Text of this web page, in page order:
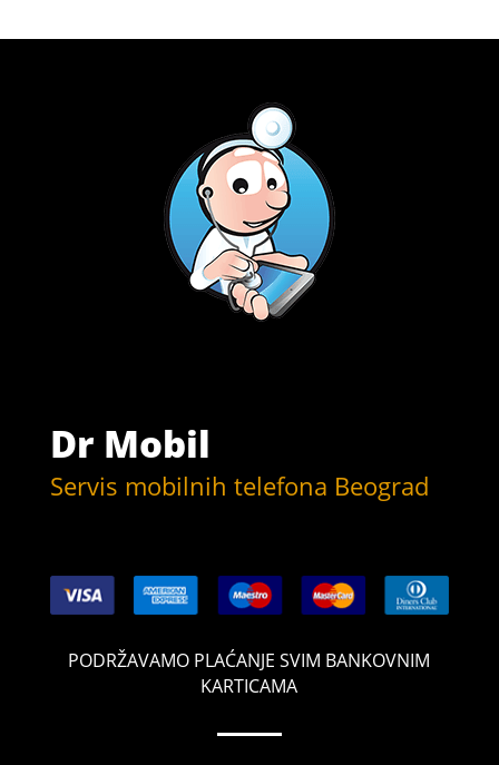
Dr Mobil
Servis mobilnih telefona Beograd
PODRŽAVAMO PLAĆANJE SVIM BANKOVNIM
KARTICAMA